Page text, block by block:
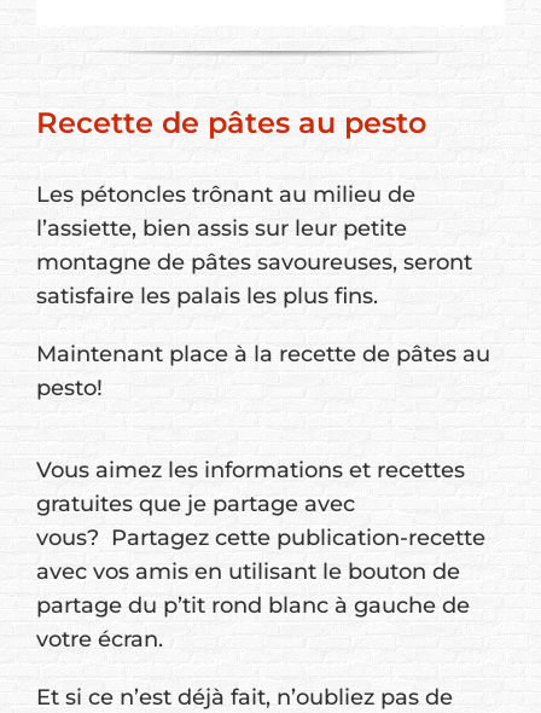
Recette de pâtes au pesto
Les pétoncles trônant au milieu de
l’assiette, bien assis sur leur petite
montagne de pâtes savoureuses, seront
satisfaire les palais les plus fins.
Maintenant place à la recette de pâtes au
pesto!
Vous aimez les informations et recettes
gratuites que je partage avec
vous? Partagez cette publication-recette
avec vos amis en utilisant le bouton de
partage du p’tit rond blanc à gauche de
votre écran.
Et si ce n’est déjà fait, n’oubliez pas de